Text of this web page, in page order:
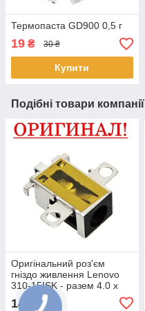
Термопаста GD900 0,5 г
19 ₴ 30 ₴
Купити
Подібні товари компанії
Оригінальний роз'єм
гніздо живлення Lenovo
310-15ISK - разем 4.0 х
1.7 мм
145 ₴